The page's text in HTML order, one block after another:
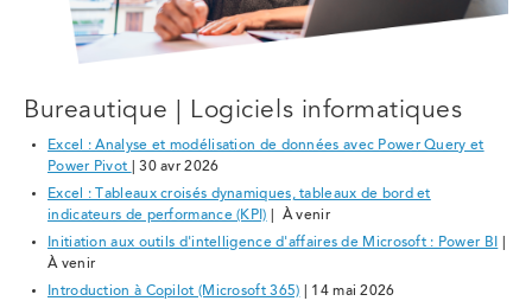
Bureautique | Logiciels informatiques
Excel : Analyse et modélisation de données avec Power Query et
Power Pivot
| 30 avr 2026
Excel : Tableaux croisés dynamiques, tableaux de bord et
indicateurs de performance (KPI) | À venir
Initiation aux outils d'intelligence d'affaires de Microsoft : Power BI
À venir
Introduction à Copilot (Microsoft 365) | 14 mai 2026